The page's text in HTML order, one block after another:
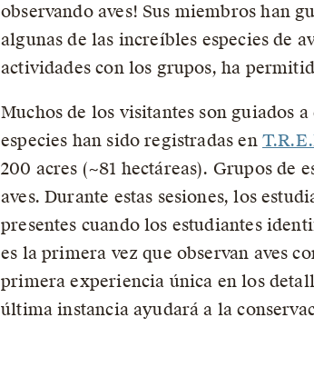
observando aves! Sus miembros han
algunas de las increíbles especies de
actividades con los grupos, ha
Muchos de los visitantes son guiados
especies han sido registradas en
200 acres (~81 hectáreas). Grupos de
aves. Durante estas sesiones, los
presentes cuando los estudiantes
es la primera vez que observan aves
primera experiencia única en los
última instancia ayudará a la